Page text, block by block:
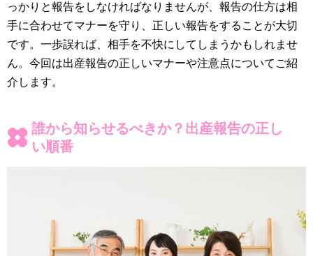
っかりと報告をしなければなりませんが、報告の仕方は相
手に合わせてマナーを守り、正しい報告をすることが大切
です。一歩誤れば、相手を不快にしてしまうかもしれませ
ん。今回は出産報告の正しいマナーや注意点についてご紹
介します。
誰から知らせるべきか？出産報告の正し
い順番